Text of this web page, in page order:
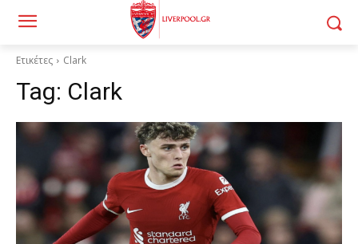
Ετικέτες Clark
Tag: Clark